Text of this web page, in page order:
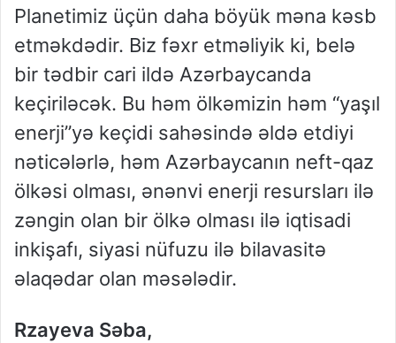
Planetimiz üçün daha böyük məna kəsb
etməkdədir. Biz fəxr etməliyik ki, belə
bir tədbir cari ildə Azərbaycanda
keçiriləcək. Bu həm ölkəmizin həm “yaşıl
enerji”yə keçidi sahəsində əldə etdiyi
nəticələrlə, həm Azərbaycanın neft-qaz
ölkəsi olması, ənənvi enerji resursları ilə
zəngin olan bir ölkə olması ilə iqtisadi
inkişafı, siyasi nüfuzu ilə bilavasitə
əlaqədar olan məsələdir.
Rzayeva Səba,